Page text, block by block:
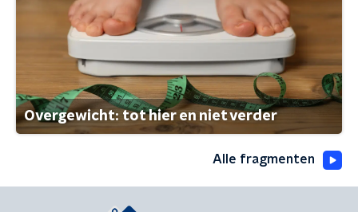
Overgewicht: tot hier en niet verder
Alle fragmenten